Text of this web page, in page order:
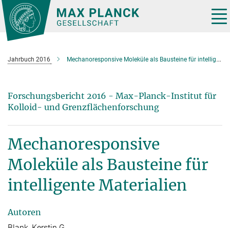
Hauptinhalt
Jahrbuch 2016 Mechanoresponsive Moleküle als Bausteine für intelligente Materialien
Forschungsbericht 2016 - Max-Planck-Institut für
Kolloid- und Grenzflächenforschung
Mechanoresponsive
Moleküle als Bausteine für
intelligente Materialien
Autoren